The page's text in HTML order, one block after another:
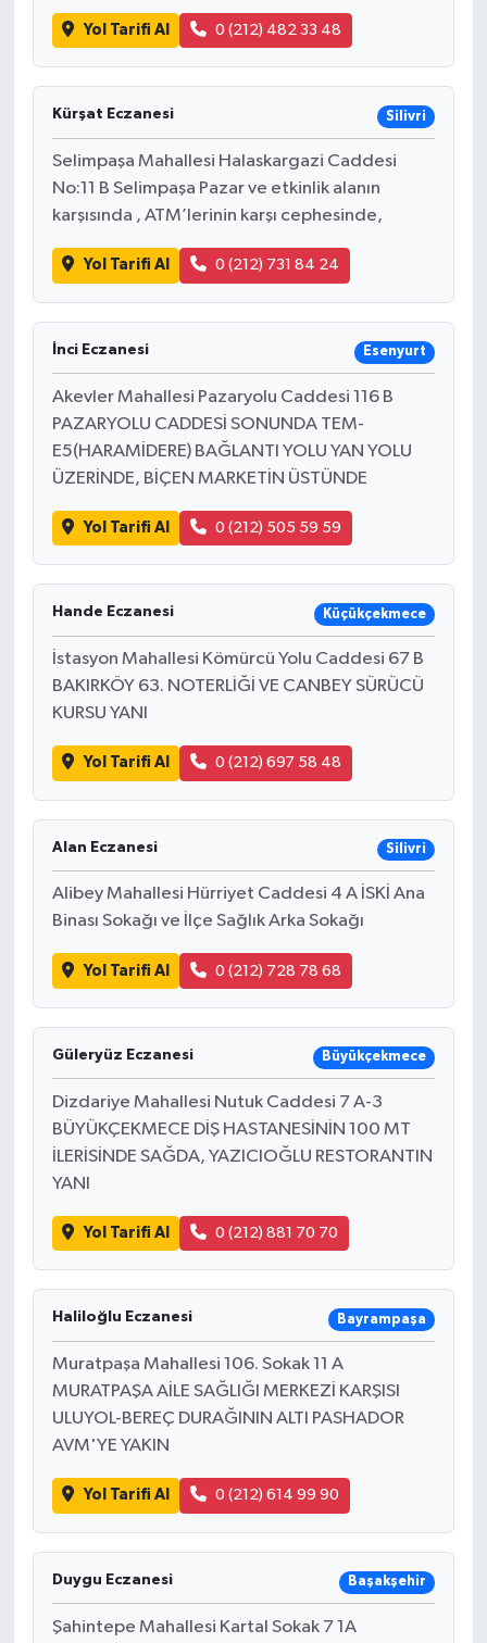
Yol Tarifi Al 0 (212) 482 33 48
Kürşat Eczanesi Silivri
Selimpaşa Mahallesi Halaskargazi Caddesi
No:11 B Selimpaşa Pazar ve etkinlik alanın
karşısında , ATM’lerinin karşı cephesinde,
Yol Tarifi Al 0 (212) 731 84 24
İnci Eczanesi Esenyurt
Akevler Mahallesi Pazaryolu Caddesi 116 B
PAZARYOLU CADDESİ SONUNDA TEM-
E5(HARAMİDERE) BAĞLANTI YOLU YAN YOLU
ÜZERİNDE, BİÇEN MARKETİN ÜSTÜNDE
Yol Tarifi Al 0 (212) 505 59 59
Hande Eczanesi Küçükçekmece
İstasyon Mahallesi Kömürcü Yolu Caddesi 67 B
BAKIRKÖY 63. NOTERLİĞİ VE CANBEY SÜRÜCÜ
KURSU YANI
Yol Tarifi Al 0 (212) 697 58 48
Alan Eczanesi Silivri
Alibey Mahallesi Hürriyet Caddesi 4 A İSKİ Ana
Binası Sokağı ve İlçe Sağlık Arka Sokağı
Yol Tarifi Al 0 (212) 728 78 68
Güleryüz Eczanesi Büyükçekmece
Dizdariye Mahallesi Nutuk Caddesi 7 A-3
BÜYÜKÇEKMECE DİŞ HASTANESİNİN 100 MT
İLERİSİNDE SAĞDA, YAZICIOĞLU RESTORANTIN
YANI
Yol Tarifi Al 0 (212) 881 70 70
Haliloğlu Eczanesi Bayrampaşa
Muratpaşa Mahallesi 106. Sokak 11 A
MURATPAŞA AİLE SAĞLIĞI MERKEZİ KARŞISI
ULUYOL-BEREÇ DURAĞININ ALTI PASHADOR
AVM'YE YAKIN
Yol Tarifi Al 0 (212) 614 99 90
Duygu Eczanesi Başakşehir
Şahintepe Mahallesi Kartal Sokak 7 1A